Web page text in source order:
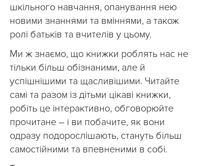
шкільного навчання, опанування нею
новими знаннями та вміннями, а також
ролі батьків та вчителів у цьому.
Ми ж знаємо, що книжки роблять нас не
тільки більш обізнаними, але й
успішнішими та щасливішими. Читайте
самі та разом із дітьми цікаві книжки,
робіть це інтерактивно, обговорюйте
прочитане – і ви побачите, як вони
одразу подорослішають, стануть більш
самостійними та впевненими в собі.